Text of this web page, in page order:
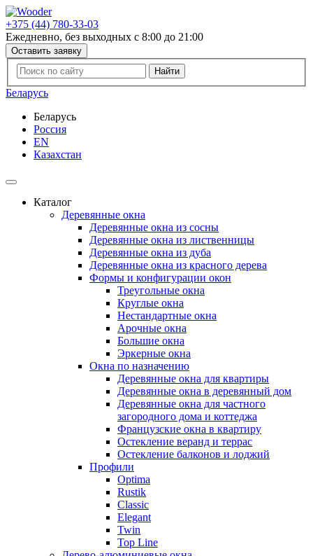
+375 (44) 780-33-03
Ежедневно, без выходных с 8:00 до 21:00
Оставить заявку
Беларусь
Беларусь
Россия
EN
Казахстан
Каталог
Деревянные окна
Деревянные окна из сосны
Деревянные окна из лиственницы
Деревянные окна из дуба
Деревянные окна из красного дерева
Формы и конфигурации окон
Треугольные окна
Круглые окна
Нестандартные окна
Арочные окна
Большие окна
Эркерные окна
Окна по назначению
Деревянные окна для квартиры
Деревянные окна в деревянный дом
Деревянные окна для частного
загородного дома и коттеджа
Французские окна в квартиру
Остекление веранд и террас
Остекление балконов и лоджий
Профили
Optima
Rustik
Classic
Elegant
Twin
Top Line